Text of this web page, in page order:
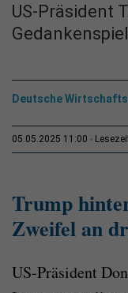
US-Präsident
Deutsche
05.05.2025 11:00
Trump
Zweifel an
US-Präsident